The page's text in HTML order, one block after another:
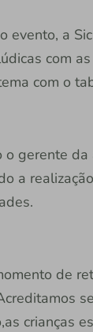
evento, a
com
com o
o gerente da
a
de
crianças